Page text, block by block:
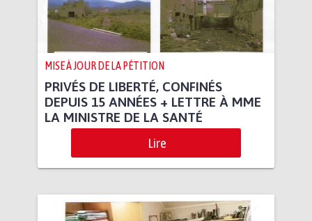
MISE À JOUR DE LA PÉTITION
PRIVÉS DE LIBERTÉ, CONFINÉS
DEPUIS 15 ANNÉES + LETTRE À MME
LA MINISTRE DE LA SANTÉ
Lire